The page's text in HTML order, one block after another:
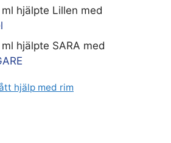
hjälpte Lillen med
hjälpte SARA med
hjälp med rim